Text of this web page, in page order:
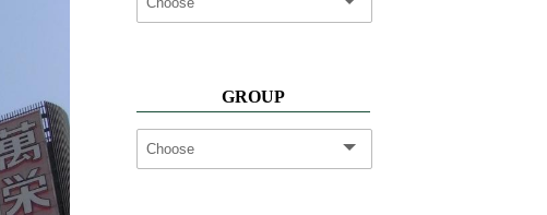
GROUP